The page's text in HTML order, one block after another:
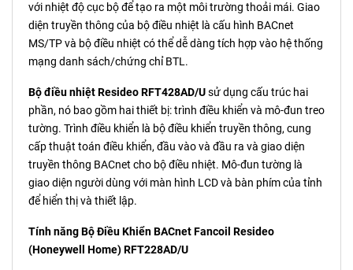
với nhiệt độ cục bộ để tạo ra một môi trường thoải mái. Giao
diện truyền thông của bộ điều nhiệt là cấu hình BACnet
MS/TP và bộ điều nhiệt có thể dễ dàng tích hợp vào hệ thống
mạng danh sách/chứng chỉ BTL.
Bộ điều nhiệt Resideo RFT428AD/Usử dụng cấu trúc hai
phần, nó bao gồm hai thiết bị: trình điều khiển và mô-đun treo
tường. Trình điều khiển là bộ điều khiển truyền thông, cung
cấp thuật toán điều khiển, đầu vào và đầu ra và giao diện
truyền thông BACnet cho bộ điều nhiệt. Mô-đun tường là
giao diện người dùng với màn hình LCD và bàn phím của tỉnh
để hiển thị và thiết lập.
Tính năng Bộ Điều Khiển BACnet Fancoil Resideo
(Honeywell Home) RFT228AD/U